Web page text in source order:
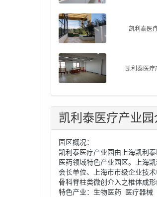
凯利泰医
凯利泰医疗
凯利泰医疗产业园
园区概况：
凯利泰医疗产业园由上海凯利
医药领域特色产业园区。上海
会长单位、上海市市级企业技
骨科脊柱类微创介入之椎体成
特色产业：生物医药 医疗器械